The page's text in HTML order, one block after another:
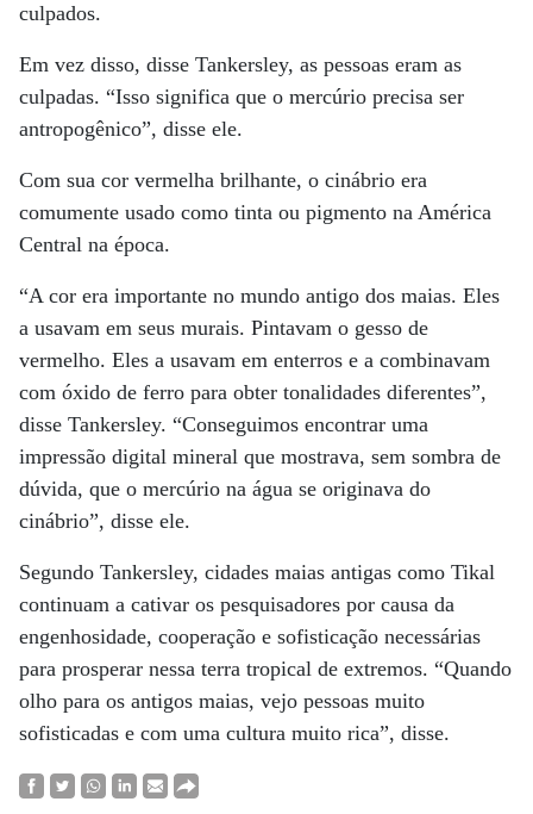
culpados.
Em vez disso, disse Tankersley, as pessoas eram as
culpadas. “Isso significa que o mercúrio precisa ser
antropogênico”, disse ele.
Com sua cor vermelha brilhante, o cinábrio era
comumente usado como tinta ou pigmento na América
Central na época.
“A cor era importante no mundo antigo dos maias. Eles
a usavam em seus murais. Pintavam o gesso de
vermelho. Eles a usavam em enterros e a combinavam
com óxido de ferro para obter tonalidades diferentes”,
disse Tankersley. “Conseguimos encontrar uma
impressão digital mineral que mostrava, sem sombra de
dúvida, que o mercúrio na água se originava do
cinábrio”, disse ele.
Segundo Tankersley, cidades maias antigas como Tikal
continuam a cativar os pesquisadores por causa da
engenhosidade, cooperação e sofisticação necessárias
para prosperar nessa terra tropical de extremos. “Quando
olho para os antigos maias, vejo pessoas muito
sofisticadas e com uma cultura muito rica”, disse.